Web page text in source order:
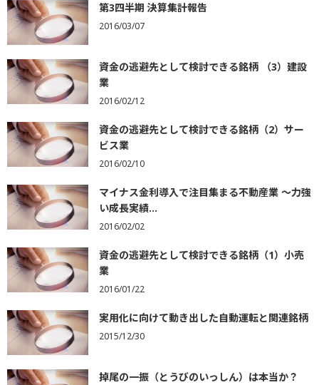
第3四半期 決算集計報告
2016/03/07
資金の逃避先として検討できる銘柄 （3）建設
業
2016/02/12
資金の逃避先として検討できる銘柄（2）サー
ビス業
2016/02/10
マイナス金利導入で注目集まる不動産業 ～力強
い成長実績...
2016/02/02
資金の逃避先として検討できる銘柄（1）小売
業
2016/01/22
実用化に向けて動き出した自動運転と関連銘柄
2015/12/30
掉尾の一振（とうびのいっしん）は本当か？